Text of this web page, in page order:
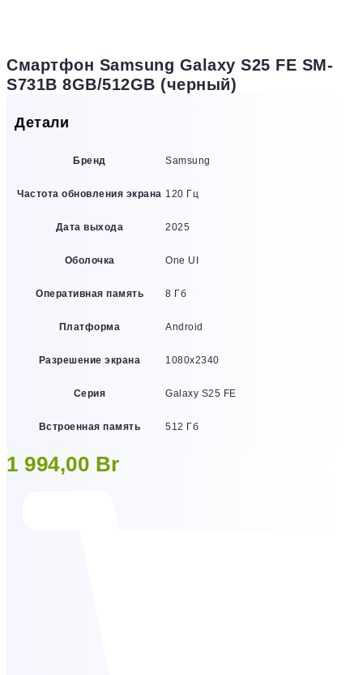
Смартфон Samsung Galaxy S25 FE SM-
S731B 8GB/512GB (черный)
Детали
Бренд Samsung
Частота обновления экрана 120 Гц
Дата выхода 2025
Оболочка One UI
Оперативная память 8 Гб
Платформа Android
Разрешение экрана 1080х2340
Серия Galaxy S25 FE
Встроенная память 512 Гб
1 994,00 Br